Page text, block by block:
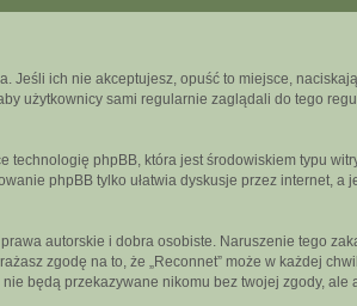
Jeśli ich nie akceptujesz, opuść to miejsce,
użytkownicy sami regularnie zaglądali do tego
technologię phpBB, która jest środowiskiem typu
phpBB tylko ułatwia dyskusje przez internet, a
autorskie i dobra osobiste. Naruszenie tego
zgodę na to, że „Reconnet” może w każdej
będą przekazywane nikomu bez twojej zgody, ale